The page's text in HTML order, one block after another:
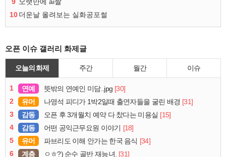
10더운날 올려보는 실화공포썰
오픈 이슈 갤러리 화제글
오늘의 화제 주간 월간 이슈
1 연예 뜻밖의 연예인 미담..jpg [30]
2
유머 나영석 피디가 1박2일때 출연자들을 굴린 배경 [31]
3
감동 오픈 후 3개월치 예약 다 찼다는 미용실 [15]
4
감동 어떤 공익근무요원 이야기 [18]
5
유머 파브리도 이해 안가는 한국 음식 [34]
6
계층 ㅇㅎ?) 순수 골반 재능녀. [31]